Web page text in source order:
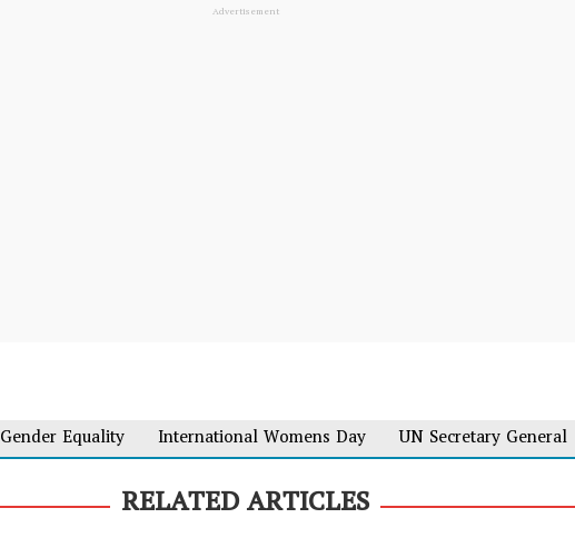
Gender Equality International Womens Day UN Secretary General
RELATED ARTICLES